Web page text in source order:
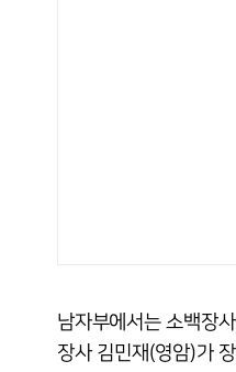
남자부에서는 소백장
장사 김민재(영암)가